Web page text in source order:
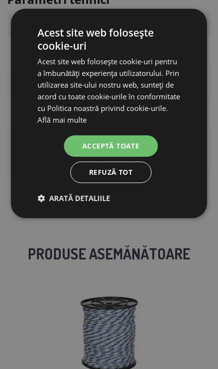
șurub
Model/serie Vario Classic
Diametru compatibil
al stâlpului
7–19 mm
Potrivit pentru stâlpi
Metalici sau din
plastic
Plastic
PRODUSE ASEMĂNĂTOARE
Acest site web folosește
cookie-uri
Acest site web folosește cookie-uri pentru
a îmbunătăți experiența utilizatorului. Prin
utilizarea site-ului nostru web, sunteți de
acord cu toate cookie-urile în conformitate
cu Politica noastră privind cookie-urile.
Află mai multe
ACCEPTĂ TOATE
REFUZĂ TOT
ARATĂ DETALIILE